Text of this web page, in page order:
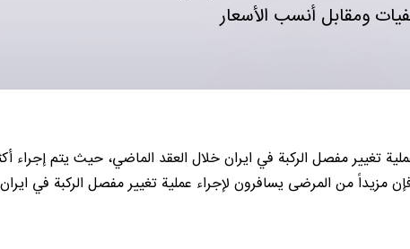
ومقابل أنسب الأسعار
فإن مزيداً من المرضى يسافرون لإجراء عملية تغيير مفصل الركبة في